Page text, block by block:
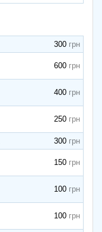
300
600
400
250
300
150
100
100